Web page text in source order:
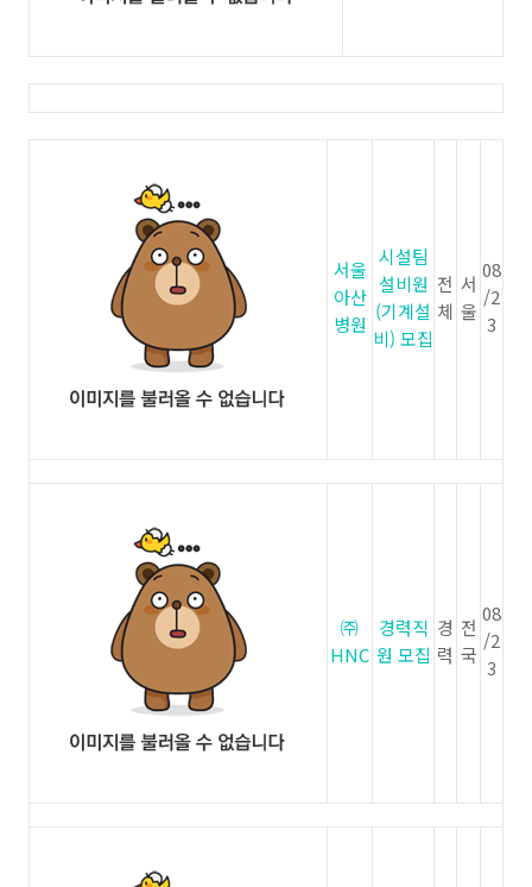
서울
아산
병원
시설팀
설비원
(기계설
비) 모집
전
체
서
울
08
/2
3
㈜
HNC
경력직
원 모집
경
력
전
국
08
/2
3